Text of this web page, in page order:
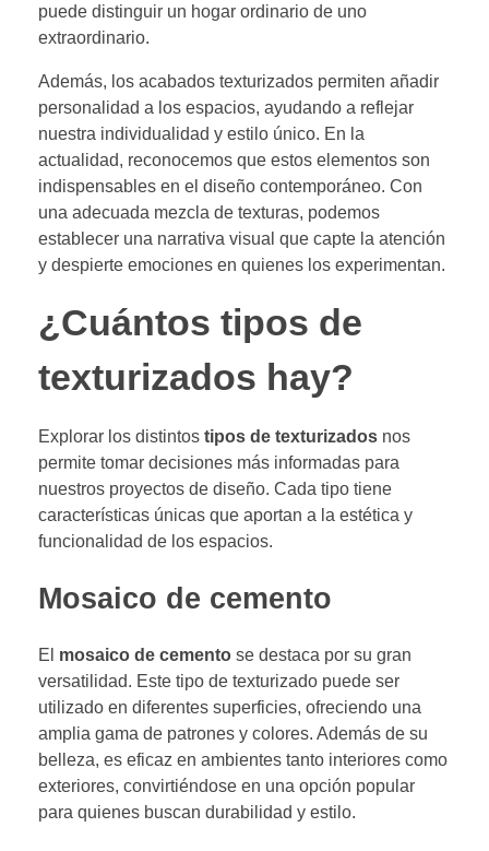
puede distinguir un hogar ordinario de uno
extraordinario.
Además, los acabados texturizados permiten añadir
personalidad a los espacios, ayudando a reflejar
nuestra individualidad y estilo único. En la
actualidad, reconocemos que estos elementos son
indispensables en el diseño contemporáneo. Con
una adecuada mezcla de texturas, podemos
establecer una narrativa visual que capte la atención
y despierte emociones en quienes los experimentan.
¿Cuántos tipos de
texturizados hay?
Explorar los distintos tipos de texturizados nos
permite tomar decisiones más informadas para
nuestros proyectos de diseño. Cada tipo tiene
características únicas que aportan a la estética y
funcionalidad de los espacios.
Mosaico de cemento
El mosaico de cemento se destaca por su gran
versatilidad. Este tipo de texturizado puede ser
utilizado en diferentes superficies, ofreciendo una
amplia gama de patrones y colores. Además de su
belleza, es eficaz en ambientes tanto interiores como
exteriores, convirtiéndose en una opción popular
para quienes buscan durabilidad y estilo.